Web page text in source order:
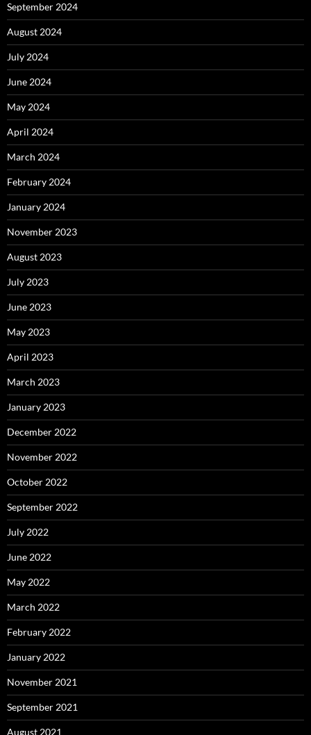
September 2024
August 2024
July 2024
June 2024
May 2024
April 2024
March 2024
February 2024
January 2024
November 2023
August 2023
July 2023
June 2023
May 2023
April 2023
March 2023
January 2023
December 2022
November 2022
October 2022
September 2022
July 2022
June 2022
May 2022
March 2022
February 2022
January 2022
November 2021
September 2021
August 2021